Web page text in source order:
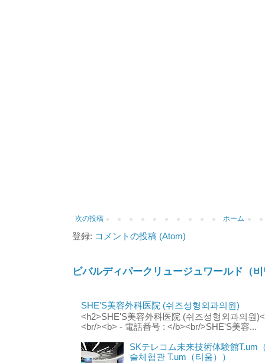
次の投稿 ホーム
登録: コメントの投稿 (Atom)
ビバルディパークリュージュワールド（
SHE'S美容外科医院 (쉬즈성형외과의원)
<h2>SHE'S美容外科医院 (쉬즈성형외과의원
<br/><b> - 電話番号 : </b><br/>SHE'S美容...
SKテレコム未来技術体験館T.um
술체험관 T.um（티움））